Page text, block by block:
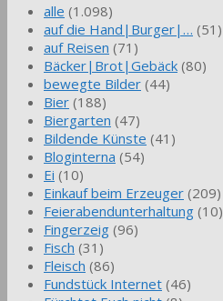
alle (1.098)
auf die Hand|Burger|… (51)
auf Reisen (71)
Bäcker|Brot|Gebäck (80)
bewegte Bilder (44)
Bier (188)
Biergarten (47)
Bildende Künste (41)
Bloginterna (54)
Ei (10)
Einkauf beim Erzeuger (209)
Feierabendunterhaltung (10)
Fingerzeig (96)
Fisch (31)
Fleisch (86)
Fundstück Internet (46)